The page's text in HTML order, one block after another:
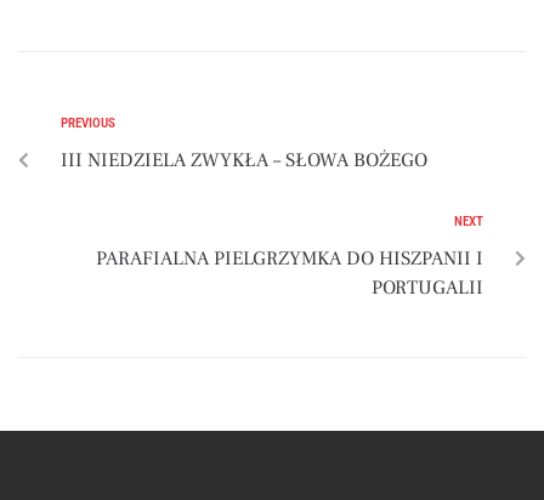
PREVIOUS
III NIEDZIELA ZWYKŁA – SŁOWA BOŻEGO
NEXT
PARAFIALNA PIELGRZYMKA DO HISZPANII I
PORTUGALII